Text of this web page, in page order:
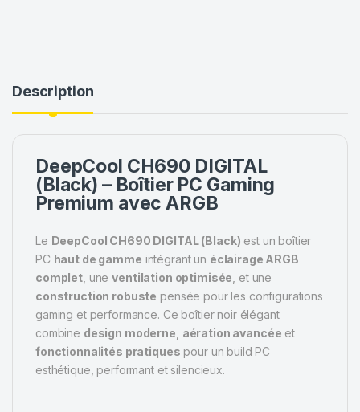
Description
DeepCool CH690 DIGITAL
(Black) – Boîtier PC Gaming
Premium avec ARGB
Le DeepCool CH690 DIGITAL (Black) est un boîtier
PC haut de gamme intégrant un éclairage ARGB
complet , uneventilation optimisée , et une
construction robuste pensée pour les configurations
gaming et performance. Ce boîtier noir élégant
combine design moderne aération avancée et
fonctionnalités pratiques pour un build PC
esthétique, performant et silencieux.